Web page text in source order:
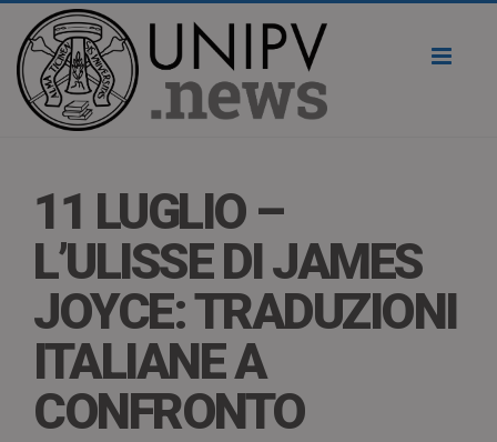
11 LUGLIO –
L’ULISSE DI JAMES
JOYCE: TRADUZIONI
ITALIANE A
CONFRONTO